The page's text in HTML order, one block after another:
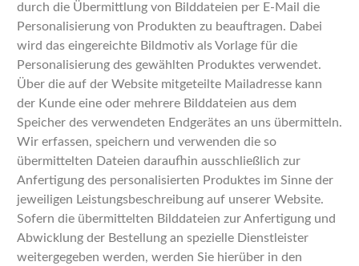
durch die Übermittlung von Bilddateien per E-Mail die
Personalisierung von Produkten zu beauftragen. Dabei
wird das eingereichte Bildmotiv als Vorlage für die
Personalisierung des gewählten Produktes verwendet.
Über die auf der Website mitgeteilte Mailadresse kann
der Kunde eine oder mehrere Bilddateien aus dem
Speicher des verwendeten Endgerätes an uns übermitteln.
Wir erfassen, speichern und verwenden die so
übermittelten Dateien daraufhin ausschließlich zur
Anfertigung des personalisierten Produktes im Sinne der
jeweiligen Leistungsbeschreibung auf unserer Website.
Sofern die übermittelten Bilddateien zur Anfertigung und
Abwicklung der Bestellung an spezielle Dienstleister
weitergegeben werden, werden Sie hierüber in den